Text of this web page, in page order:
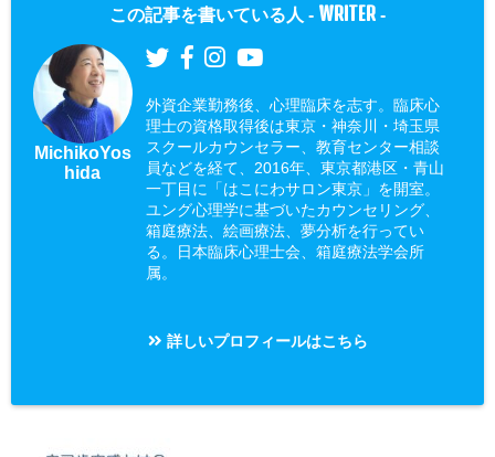
この記事を書いている人 - WRITER -
MichikoYos
hida
外資企業勤務後、心理臨床を志す。臨床心
理士の資格取得後は東京・神奈川・埼玉県
スクールカウンセラー、教育センター相談
員などを経て、2016年、東京都港区・青山
一丁目に「はこにわサロン東京」を開室。
ユング心理学に基づいたカウンセリング、
箱庭療法、絵画療法、夢分析を行ってい
る。日本臨床心理士会、箱庭療法学会所
属。
詳しいプロフィールはこちら